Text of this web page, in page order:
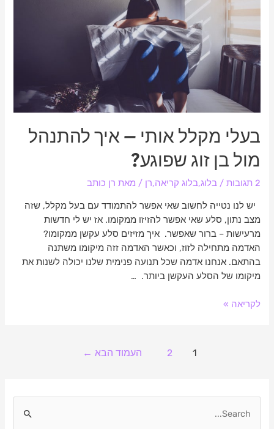
בעלי מקלל אותי – איך להתנהל
מול בן זוג שפוגע?
2 תגובות /בלוג,בלוג קריאה,רן / מאת רן כותב
יש לנו נטייה לחשוב שאי אפשר להתמודד עם בעל מקלל, שזה
מצב נתון, סלע שאי אפשר להזיזו ממקומו. אז יש לי חדשות
מרעישות – ברור שאפשר. איך מזיזים סלע עקשן ממקומו?
האדמה מתחילה לזוז, וכאשר האדמה זזה מיקומו משתנה
בהתאם. אנחנו אדמה שכל תנועה פנימית שלנו יכולה לשנות את
מיקומו של הסלע העקשן ביותר. …
אותי
איך
להתנהל
מול
בן
זוג
שפוגע?
לקריאה »
1
2 העמוד הבא ←